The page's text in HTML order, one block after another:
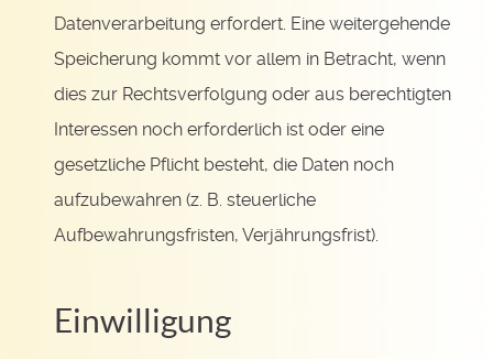
Datenverarbeitung erfordert. Eine weitergehende
Speicherung kommt vor allem in Betracht, wenn
dies zur Rechtsverfolgung oder aus berechtigten
Interessen noch erforderlich ist oder eine
gesetzliche Pflicht besteht, die Daten noch
aufzubewahren (z. B. steuerliche
Aufbewahrungsfristen, Verjährungsfrist).
Einwilligung